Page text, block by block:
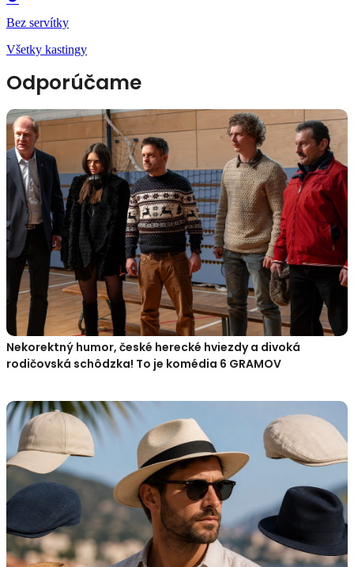
Bez servítky
Všetky kastingy
Odporúčame
Nekorektný humor, české herecké hviezdy a divoká
rodičovská schôdzka! To je komédia 6 GRAMOV